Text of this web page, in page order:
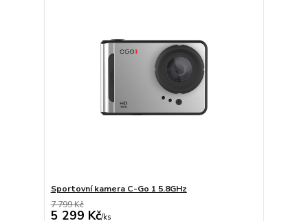
Sportovní kamera C-Go 1 5.8GHz
7 799 Kč
5 299 Kč/ks